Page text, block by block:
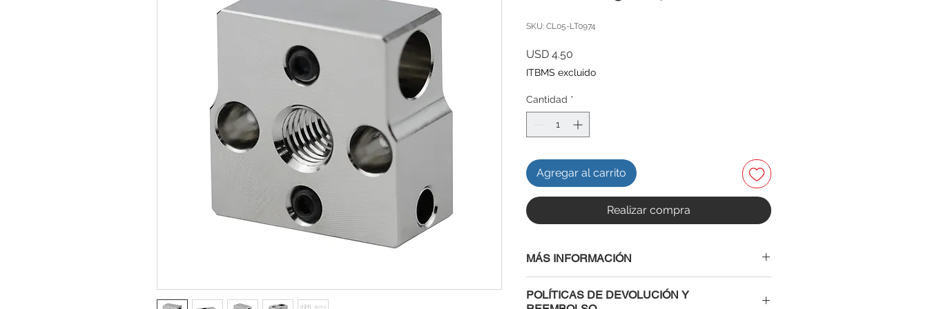
SKU: CL05-LT0974
USD 4.50
ITBMS excluido
Cantidad *
Agregar al carrito
Realizar compra
MÁS INFORMACIÓN
G.W：10g
POLÍTICAS DE DEVOLUCIÓN Y